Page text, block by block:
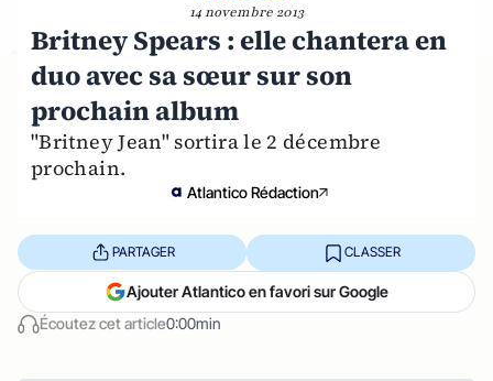
14 novembre 2013
Britney Spears : elle chantera en
duo avec sa sœur sur son
prochain album
"Britney Jean" sortira le 2 décembre
prochain.
Atlantico Rédaction
Écoutez cet article0:00min
PARTAGER CLASSER
Ajouter Atlantico en favori sur Google